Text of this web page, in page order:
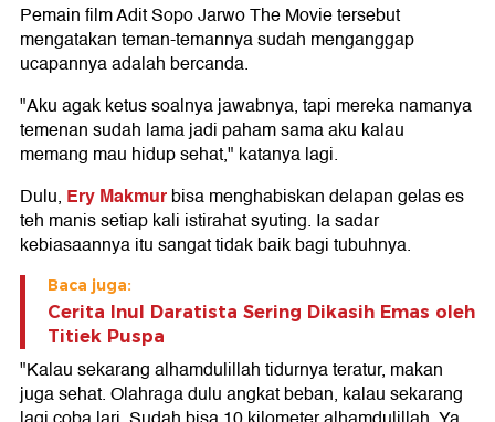
Pemain film Adit Sopo Jarwo The Movie tersebut
mengatakan teman-temannya sudah menganggap
ucapannya adalah bercanda.
"Aku agak ketus soalnya jawabnya, tapi mereka namanya
temenan sudah lama jadi paham sama aku kalau
memang mau hidup sehat," katanya lagi.
Dulu, Ery Makmurbisa menghabiskan delapan gelas es
teh manis setiap kali istirahat syuting. Ia sadar
kebiasaannya itu sangat tidak baik bagi tubuhnya.
Baca juga:
Cerita Inul Daratista Sering Dikasih Emas oleh
Titiek Puspa
"Kalau sekarang alhamdulillah tidurnya teratur, makan
juga sehat. Olahraga dulu angkat beban, kalau sekarang